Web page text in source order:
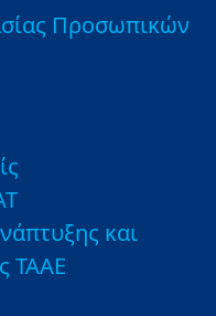
Προσωπικών
και
ΤΑΑΕ